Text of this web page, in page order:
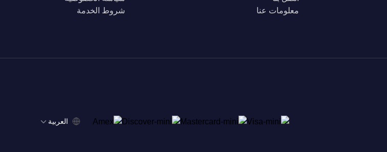
معلومات عنا
شروط الخدمة
‫العربية